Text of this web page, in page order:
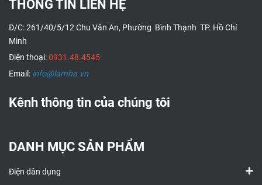
THÔNG TIN LIÊN HỆ
Đ/C: 261/40/5/12 Chu Văn An, Phường Bình Thạnh TP. Hồ Chí
Minh
Điện thoại:0931.48.4545
Email: info@lamha.vn
Kênh thông tin của chúng tôi
DANH MỤC SẢN PHẨM
Điện dân dụng